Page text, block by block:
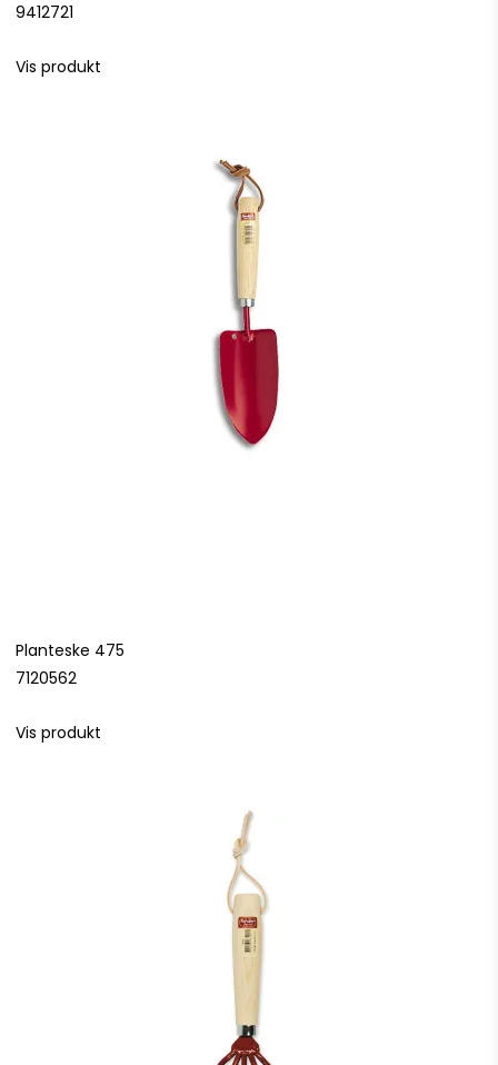
9412721
Vis produkt
Planteske 475
7120562
Vis produkt